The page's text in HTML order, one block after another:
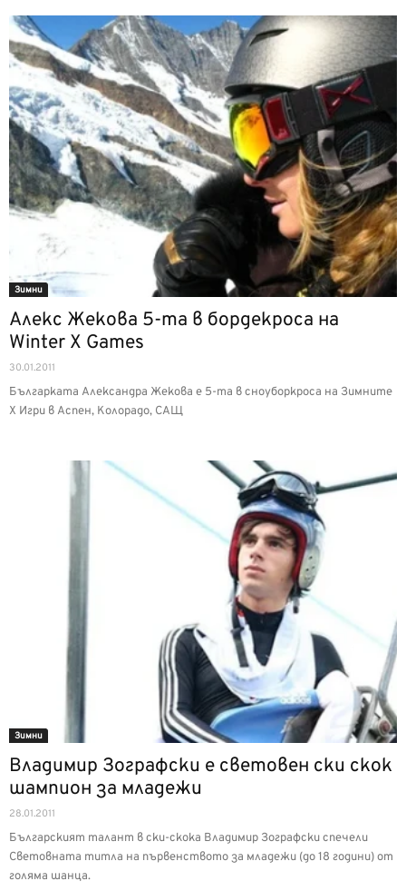
Зимни
Алекс Жекова 5-та в бордекроса на
Winter X Games
30.01.2011
Българката Александра Жекова е 5-та в сноуборкроса на Зимните
Х Игри в Аспен, Колорадо, САЩ
Зимни
Владимир Зографски е световен ски скок
шампион за младежи
28.01.2011
Българският талант в ски-скока Владимир Зографски спечели
Световната титла на първенството за младежи (до 18 години) от
голяма шанца.